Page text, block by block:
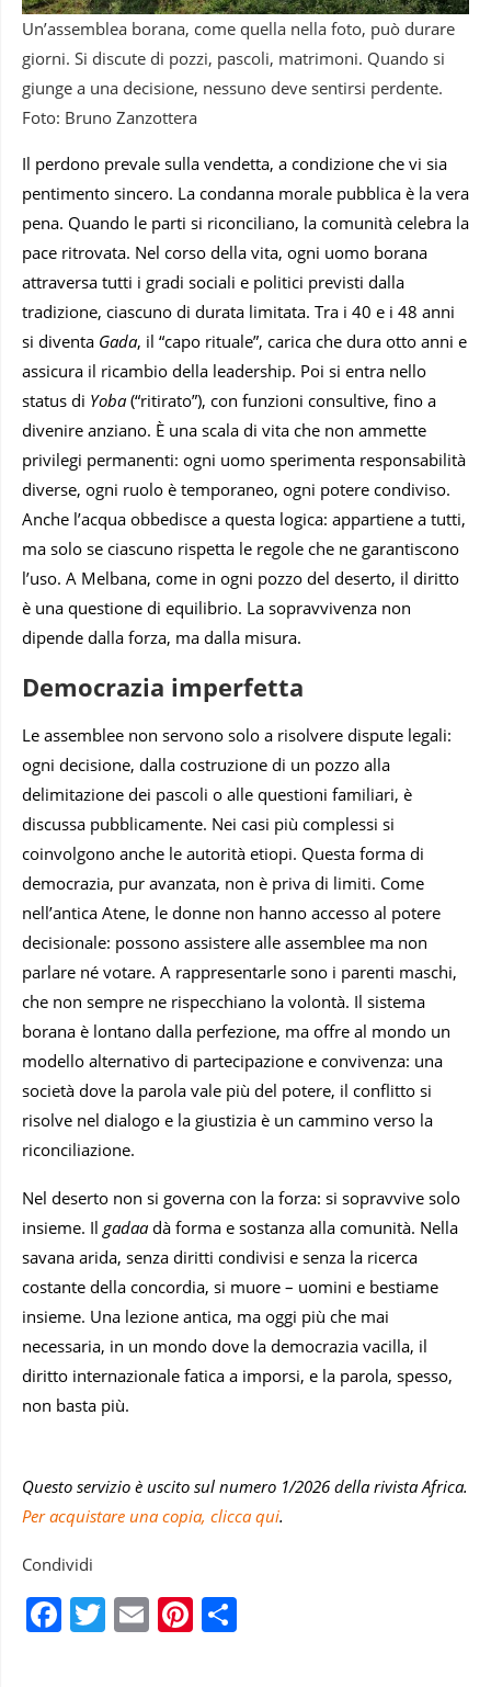
Un’assemblea borana, come quella nella foto, può durare
giorni. Si discute di pozzi, pascoli, matrimoni. Quando si
giunge a una decisione, nessuno deve sentirsi perdente.
Foto: Bruno Zanzottera
Il perdono prevale sulla vendetta, a condizione che vi sia
pentimento sincero. La condanna morale pubblica è la vera
pena. Quando le parti si riconciliano, la comunità celebra la
pace ritrovata. Nel corso della vita, ogni uomo borana
attraversa tutti i gradi sociali e politici previsti dalla
tradizione, ciascuno di durata limitata. Tra i 40 e i 48 anni
si diventa Gada, il “capo rituale”, carica che dura otto anni e
assicura il ricambio della leadership. Poi si entra nello
status di Yoba(“ritirato”), con funzioni consultive, fino a
divenire anziano. È una scala di vita che non ammette
privilegi permanenti: ogni uomo sperimenta responsabilità
diverse, ogni ruolo è temporaneo, ogni potere condiviso.
Anche l’acqua obbedisce a questa logica: appartiene a tutti,
ma solo se ciascuno rispetta le regole che ne garantiscono
l’uso. A Melbana, come in ogni pozzo del deserto, il diritto
è una questione di equilibrio. La sopravvivenza non
dipende dalla forza, ma dalla misura.
Democrazia imperfetta
Le assemblee non servono solo a risolvere dispute legali:
ogni decisione, dalla costruzione di un pozzo alla
delimitazione dei pascoli o alle questioni familiari, è
discussa pubblicamente. Nei casi più complessi si
coinvolgono anche le autorità etiopi. Questa forma di
democrazia, pur avanzata, non è priva di limiti. Come
nell’antica Atene, le donne non hanno accesso al potere
decisionale: possono assistere alle assemblee ma non
parlare né votare. A rappresentarle sono i parenti maschi,
che non sempre ne rispecchiano la volontà. Il sistema
borana è lontano dalla perfezione, ma offre al mondo un
modello alternativo di partecipazione e convivenza: una
società dove la parola vale più del potere, il conflitto si
risolve nel dialogo e la giustizia è un cammino verso la
riconciliazione.
Nel deserto non si governa con la forza: si sopravvive solo
insieme. Il gadaadà forma e sostanza alla comunità. Nella
savana arida, senza diritti condivisi e senza la ricerca
costante della concordia, si muore – uomini e bestiame
insieme. Una lezione antica, ma oggi più che mai
necessaria, in un mondo dove la democrazia vacilla, il
diritto internazionale fatica a imporsi, e la parola, spesso,
non basta più.
Questo servizio è uscito sul numero 1/2026 della rivista Africa.
Per acquistare una copia, clicca qui.
Condividi
Facebook
Twitter
EmailPinterest